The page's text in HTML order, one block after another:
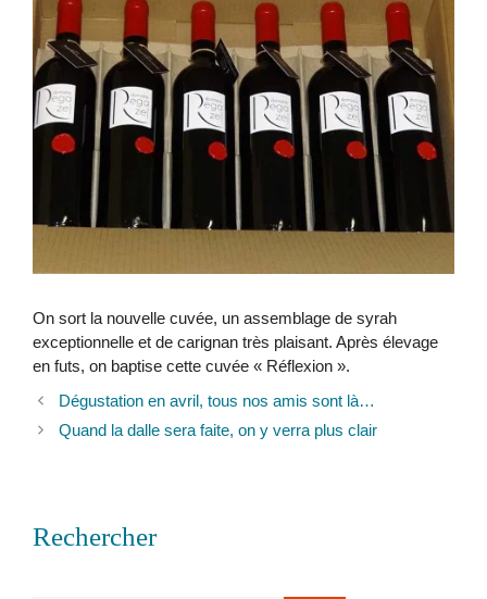
On sort la nouvelle cuvée, un assemblage de syrah
exceptionnelle et de carignan très plaisant. Après élevage
en futs, on baptise cette cuvée « Réflexion ».
Dégustation en avril, tous nos amis sont là…
Quand la dalle sera faite, on y verra plus clair
Rechercher